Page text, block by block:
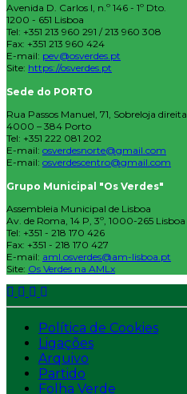
Avenida D. Carlos I, n.º 146 - 1º Dto.
1200 - 651 Lisboa
Tel: +351 213 960 291 / 213 960 308
Fax: +351 213 960 424
E-mail: pev@osverdes.pt
Site: https://osverdes.pt
Sede do PORTO
Rua Passos Manuel, 71, Sobreloja direita
4000 – 384 Porto
Tel: +351 222 081 202
E-mail: osverdesnorte@gmail.com
E-mail: osverdescentro@gmail.com
Grupo Municipal "Os Verdes"
Assembleia Municipal de Lisboa
Av. de Roma, 14 P, 3º, 1000-265 Lisboa
Tel: +351 - 218 170 426
Fax: +351 - 218 170 427
E-mail: aml.osverdes@am-lisboa.pt
Site: Os Verdes na AMLx
Política de Cookies
Ligações
Arquivo
Partido
Folha Verde